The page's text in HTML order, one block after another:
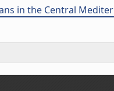
in the Central